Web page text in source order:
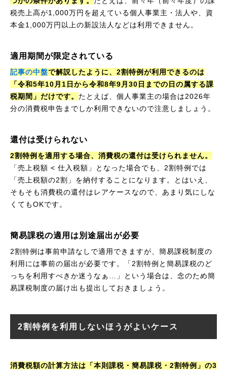
税売上高が1,000万円を超えている個人事業主・法人や、資
本金1,000万円以上の新設法人などは利用できません。
適用期間が限定されている
記事の中盤で解説したように、2割特例が利用できるのは
「令和5年10月1日から令和8年9月30日までの日の属する課
税期間」だけです。 たとえば、個人事業主の場合は2026年
分の消費税申告までしか利用できないので注意しましょう。
還付は受けられない
2割特例を適用する場合、消費税の還付は受けられません。
「売上税額 < 仕入税額」となった場合でも、2割特例では
「売上税額の2割」を納付することになります。とはいえ、
そもそも消費税の還付はレアケースなので、あまり気にしな
くてもOKです。
簡易課税の適用は別途届出が必要
2割特例は事前申請なしで適用できますが、簡易課税制度の
利用には事前の届出が必要です。「2割特例と簡易課税のど
っちを利用すべきか迷うなぁ…」という場合は、念のため簡
易課税制度の届け出も提出しておきましょう。
2割特例を利用しないほうがよいケース
消費税額の計算方法は「本則課税・簡易課税・2割特例」の3